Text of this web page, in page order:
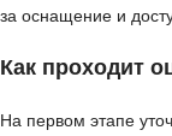
за оснащение и
Как проходит
На первом этапе